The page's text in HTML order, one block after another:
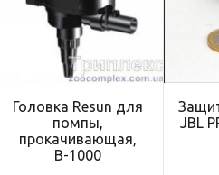
Головка Resun для
помпы,
прокачивающая,
В-1000
JBL